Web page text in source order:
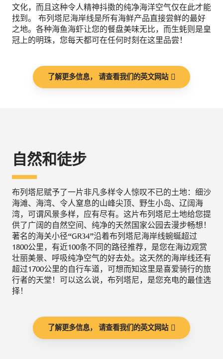
文化，而且这种令人精神抖擞的纯净海洋空气仅在此才能
找到。 布列塔尼海岸线是所有海鲜产品直接尝鲜的最好
之地。各种海鱼海虾让您的餐盘美味无比，而生蚝则是皇
冠上的明珠，您每天都可在任何时刻在这里品尝！
了解更多信息， 请查看我们的英文网站
自然和徒步
布列塔尼赋予了一片非凡多样令人惊叹不已的土地：细沙
海滩、海湾、令人窒息的山峰尖顶、野生小岛、辽阔海
湾，可谓风景多样，应有尽有。这片布列塔尼土地给您提
供了广阔的自然空间、纯净的天然国家公园去漫步畅想！
著名的海关小径“GR34”沿着布列塔尼海岸线蜿蜒超过
1800公里，有近100条不同的路径推荐，是您在海边观赏
壮丽美景、呼吸纯净空气的好去处。这天然的海岸线还有
超过1700公里的自行车道，可想而知这里是喜爱骑行的旅
行者的天堂！可以这么说，布列塔尼，是您充电的最佳选
择！
了解更多信息， 请查看我们的英文网站